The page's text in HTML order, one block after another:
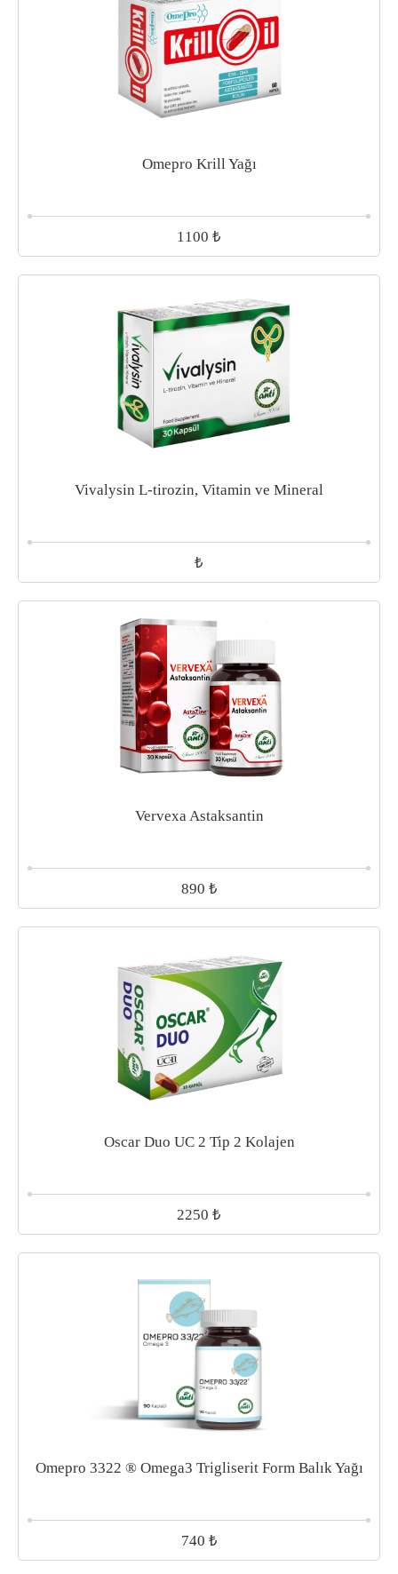
Omepro Krill Yağı
1100 ₺
Vivalysin L-tirozin, Vitamin ve Mineral
₺
Vervexa Astaksantin
890 ₺
Oscar Duo UC 2 Tip 2 Kolajen
2250 ₺
Omepro 3322 ® Omega3 Trigliserit Form Balık Yağı
740 ₺